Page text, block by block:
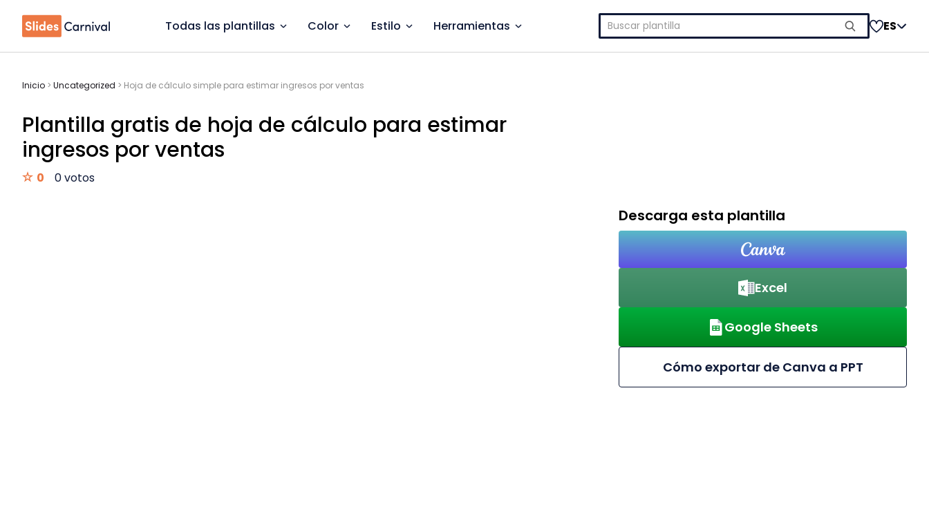
Todas las plantillas Color Estilo Herramientas Buscar: ES
Inicio > Uncategorized > Hoja de cálculo simple para estimar ingresos por ventas
Plantilla gratis de hoja de cálculo para estimar
ingresos por ventas
0 0 votos
Descarga esta plantilla
Excel
Google Sheets
Cómo exportar de Canva a PPT